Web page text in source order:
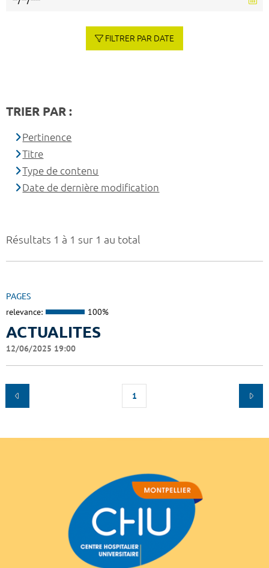
Résultats 1 à 1 sur 1 au total
PAGES
relevance: 100%
ACTUALITES
12/06/2025 19:00
1
FILTRER PAR DATE
TRIER PAR :
Pertinence
Titre
Type de contenu
Date de dernière modification